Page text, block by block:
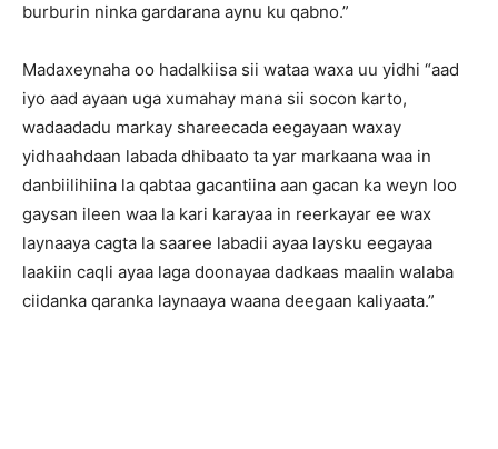
burburin ninka gardarana aynu ku qabno.”
Madaxeynaha oo hadalkiisa sii wataa waxa uu yidhi “aad
iyo aad ayaan uga xumahay mana sii socon karto,
wadaadadu markay shareecada eegayaan waxay
yidhaahdaan labada dhibaato ta yar markaana waa in
danbiilihiina la qabtaa gacantiina aan gacan ka weyn loo
gaysan ileen waa la kari karayaa in reerkayar ee wax
laynaaya cagta la saaree labadii ayaa laysku eegayaa
laakiin caqli ayaa laga doonayaa dadkaas maalin walaba
ciidanka qaranka laynaaya waana deegaan kaliyaata.”